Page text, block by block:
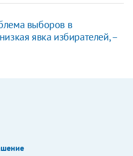
выборов в
явка избирателей, –